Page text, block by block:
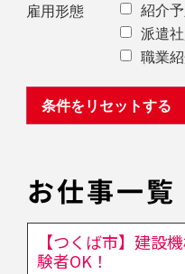
お仕事一覧
【つくば市】建設
験者OK！
雇用形態 紹介
派遣
職業